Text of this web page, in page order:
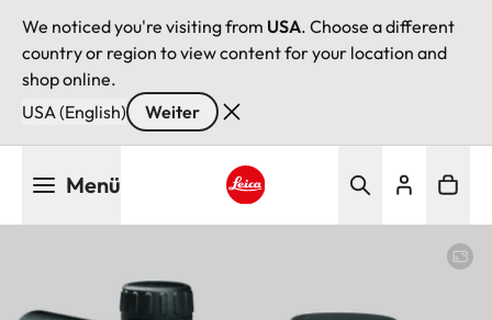
We noticed you're visiting from USA. Choose a different
country or region to view content for your location and
shop online.
USA (English)
Weiter
Menü